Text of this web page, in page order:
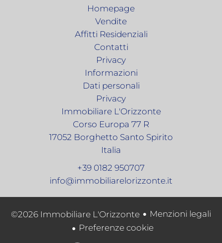
Homepage
Vendite
Affitti Residenziali
Contatti
Privacy
Informazioni
Dati personali
Privacy
Immobiliare L'Orizzonte
Corso Europa 77 R
17052 Borghetto Santo Spirito
Italia
+39 0182 950707
info@immobiliarelorizzonte.it
©2026 Immobiliare L'Orizzonte
Menzioni legali
Preferenze cookie